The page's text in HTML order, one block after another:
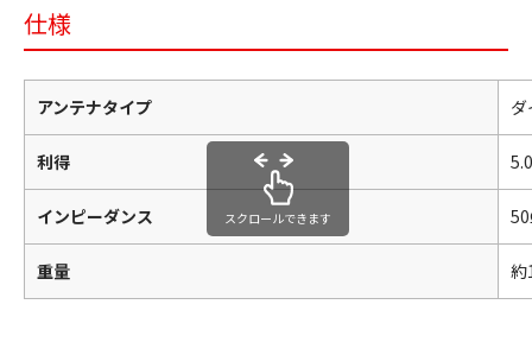
仕様
アンテナタイプ
利得
インピーダンス
重量 約
スクロールできます